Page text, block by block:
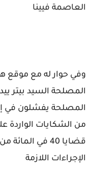
العاصمة فيينا
وفي حوار له مع موقع
المصلحة السيد بيتر
من الشكايات الواردة
قضايا 40 في
الإجراءات اللازمة